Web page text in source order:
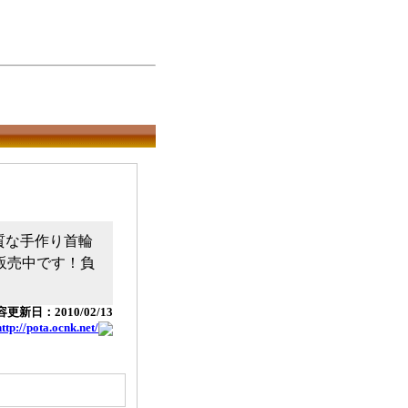
な手作り首輪
売中です！負
更新日：2010/02/13
pota.ocnk.net/